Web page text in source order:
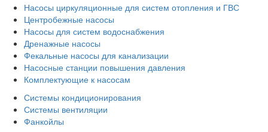
Насосы циркуляционные для систем отопления и ГВС
Центробежные насосы
Насосы для систем водоснабжения
Дренажные насосы
Фекальные насосы для канализации
Насосные станции повышения давления
Комплектующие к насосам
Системы кондиционирования
Системы вентиляции
Фанкойлы